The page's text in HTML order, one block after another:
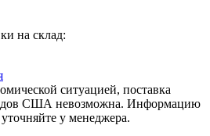
на склад:
ситуацией, поставка
США невозможна. Информацию
у менеджера.